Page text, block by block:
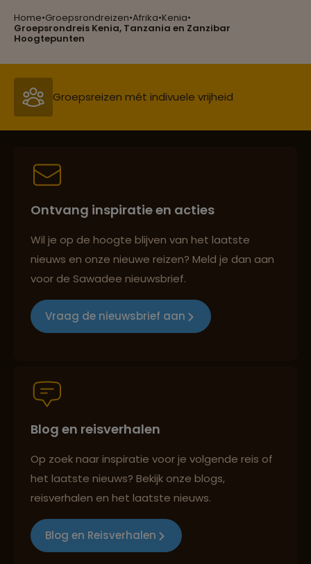
Home•Groepsrondreizen•Afrika•Kenia•
Groepsrondreis Kenia, Tanzania en Zanzibar
Hoogtepunten
Reizen met oog voor mens, cultuur en milieu
Groepsreizen mét indivuele vrijheid
Best beoordeelde reisroutes
Persoonlijk en deskundig reisadvies
Best beoordeelde reisroutes
Reizen met oog voor mens, cultuur en milieu
Ontvang inspiratie en acties
Wil je op de hoogte blijven van het laatste
nieuws en onze nieuwe reizen? Meld je dan aan
voor de Sawadee nieuwsbrief.
Vraag de nieuwsbrief aan
Blog en reisverhalen
Op zoek naar inspiratie voor je volgende reis of
het laatste nieuws? Bekijk onze blogs,
reisverhalen en het laatste nieuws.
Blog en Reisverhalen